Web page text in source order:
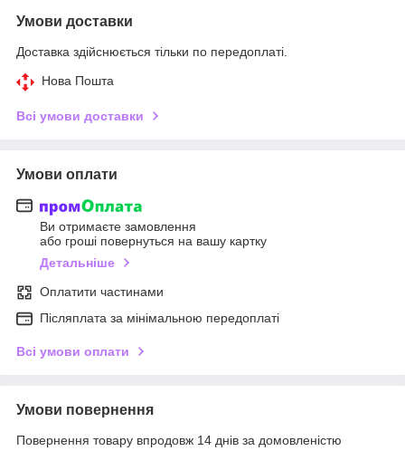
Умови доставки
Доставка здійснюється тільки по передоплаті.
Нова Пошта
Всі умови доставки
Умови оплати
Ви отримаєте замовлення
або гроші повернуться на вашу картку
Детальніше
Оплатити частинами
Післяплата за мінімальною передоплаті
Всі умови оплати
Умови повернення
Повернення товару впродовж 14 днів за домовленістю